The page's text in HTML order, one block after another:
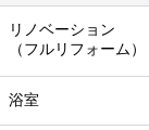
リノベーション
（フルリフォーム）
浴室